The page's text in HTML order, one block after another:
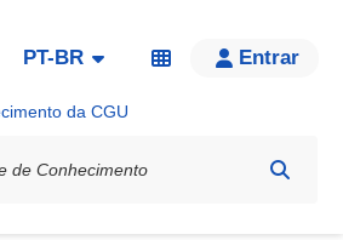
PT-BR Entrar
da CGU